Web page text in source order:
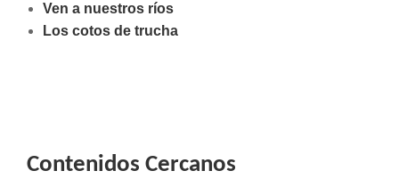
Ven a nuestros ríos
Los cotos de trucha
Contenidos Cercanos